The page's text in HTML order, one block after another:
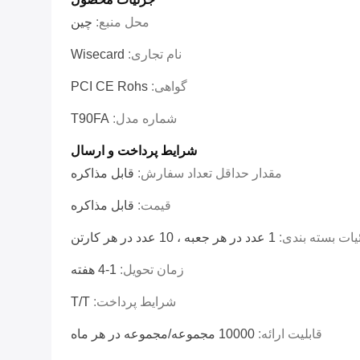
محل منبع: چین
نام تجاری: Wisecard
گواهی: PCI CE Rohs
شماره مدل: T90FA
شرایط پرداخت و ارسال
مقدار حداقل تعداد سفارش: قابل مذاکره
قیمت: قابل مذاکره
بسته بندی: 1 عدد در هر جعبه ، 10 عدد در هر کارتن
زمان تحویل: 1-4 هفته
شرایط پرداخت: T/T
قابلیت ارائه: 10000 مجموعه/مجموعه در هر ماه